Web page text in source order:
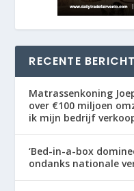
RECENTE
Matrassenkoning
over €100 miljoen
ik mijn bedrijf
‘Bed-in-a-box
ondanks nationale